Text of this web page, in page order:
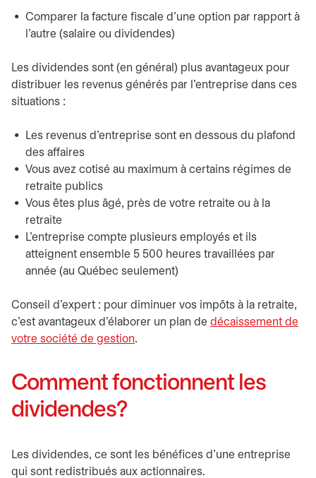
Comparer la facture fiscale d’une option par rapport à
l’autre (salaire ou dividendes)
Les dividendes sont (en général) plus avantageux pour
distribuer les revenus générés par l’entreprise dans ces
situations :
Les revenus d’entreprise sont en dessous du plafond
des affaires
Vous avez cotisé au maximum à certains régimes de
retraite publics
Vous êtes plus âgé, près de votre retraite ou à la
retraite
L’entreprise compte plusieurs employés et ils
atteignent ensemble 5 500 heures travaillées par
année (au Québec seulement)
Conseil d’expert : pour diminuer vos impôts à la retraite,
c’est avantageux d’élaborer un plan de décaissement de
votre société de gestion.
Comment fonctionnent les
dividendes?
Les dividendes, ce sont les bénéfices d’une entreprise
qui sont redistribués aux actionnaires.